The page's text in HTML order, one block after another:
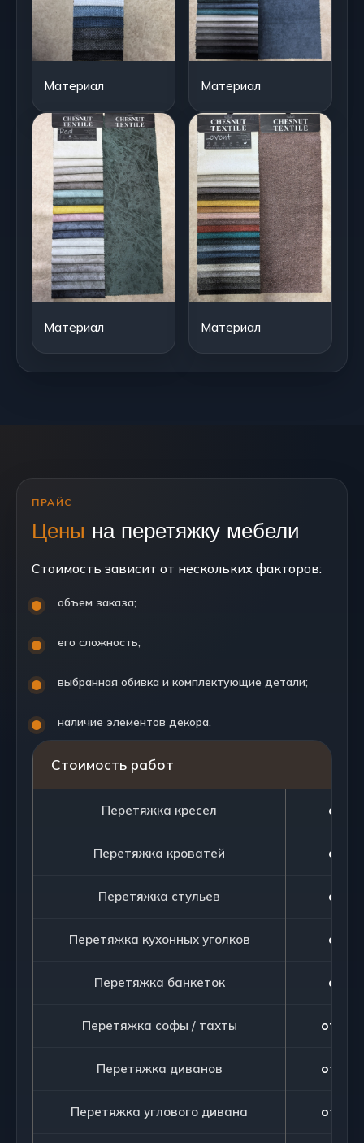
Материал Материал
Материал Материал
ПРАЙС
Цены на перетяжку мебели
Стоимость зависит от нескольких факторов:
объем заказа;
его сложность;
выбранная обивка и комплектующие детали;
наличие элементов декора.
Стоимость работ
Перетяжка кресел от
Перетяжка кроватей от
Перетяжка стульев от
Перетяжка кухонных уголков от
Перетяжка банкеток от
Перетяжка софы / тахты от 105
Перетяжка диванов от 105
Перетяжка углового дивана от 180